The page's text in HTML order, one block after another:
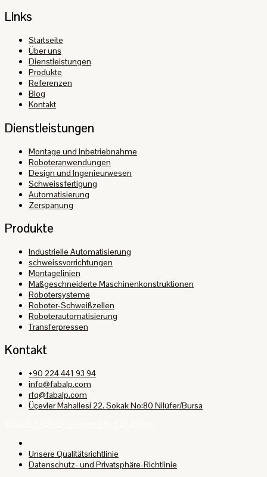
Links
Startseite
Über uns
Dienstleistungen
Produkte
Referenzen
Blog
Kontakt
Dienstleistungen
Montage und Inbetriebnahme
Roboteranwendungen
Design und Ingenieurwesen
Schweissfertigung
Automatisierung
Zerspanung
Produkte
Industrielle Automatisierung
schweissvorrichtungen
Montagelinien
Maßgeschneiderte Maschinenkonstruktionen
Robotersysteme
Roboter-Schweißzellen
Roboterautomatisierung
Transferpressen
Kontakt
+90 224 441 93 94
info@fabalp.com
rfq@fabalp.com
Üçevler Mahallesi 22. Sokak No:80 Nilüfer/Bursa
Unsere Qualitätsrichtlinie
Datenschutz- und Privatsphäre-Richtlinie